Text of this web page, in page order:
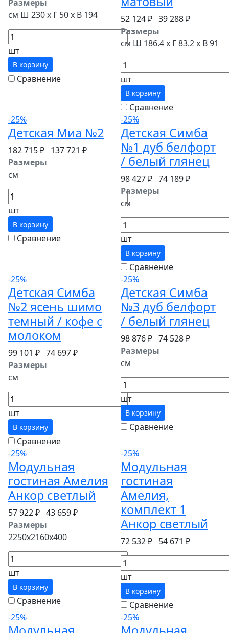
Размеры
см Ш 230 x Г 50 x В 194
шт
В корзину
Сравнение
52 124 ₽ 39 288 ₽
Размеры
см Ш 186.4 x Г 83.2 x В 91
шт
В корзину
Сравнение
-25%
Детская Миа №2
182 715 ₽ 137 721 ₽
Размеры
см
шт
В корзину
Сравнение
-25%
Детская Симба
№1 дуб белфорт
/ белый глянец
98 427 ₽ 74 189 ₽
Размеры
см
шт
В корзину
Сравнение
-25%
Детская Симба
№2 ясень шимо
темный / кофе с
молоком
99 101 ₽ 74 697 ₽
Размеры
см
шт
В корзину
Сравнение
-25%
Детская Симба
№3 дуб белфорт
/ белый глянец
98 876 ₽ 74 528 ₽
Размеры
см
шт
В корзину
Сравнение
-25%
Модульная
гостиная Амелия
Анкор светлый
57 922 ₽ 43 659 ₽
Размеры
2250x2160x400
шт
В корзину
Сравнение
-25%
Модульная
гостиная
Амелия,
комплект 1
Анкор светлый
72 532 ₽ 54 671 ₽
шт
В корзину
Сравнение
-25%
-25%